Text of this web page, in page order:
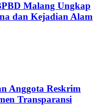
Malang Ungkap
dan Kejadian Alam
Anggota Reskrim
Transparansi